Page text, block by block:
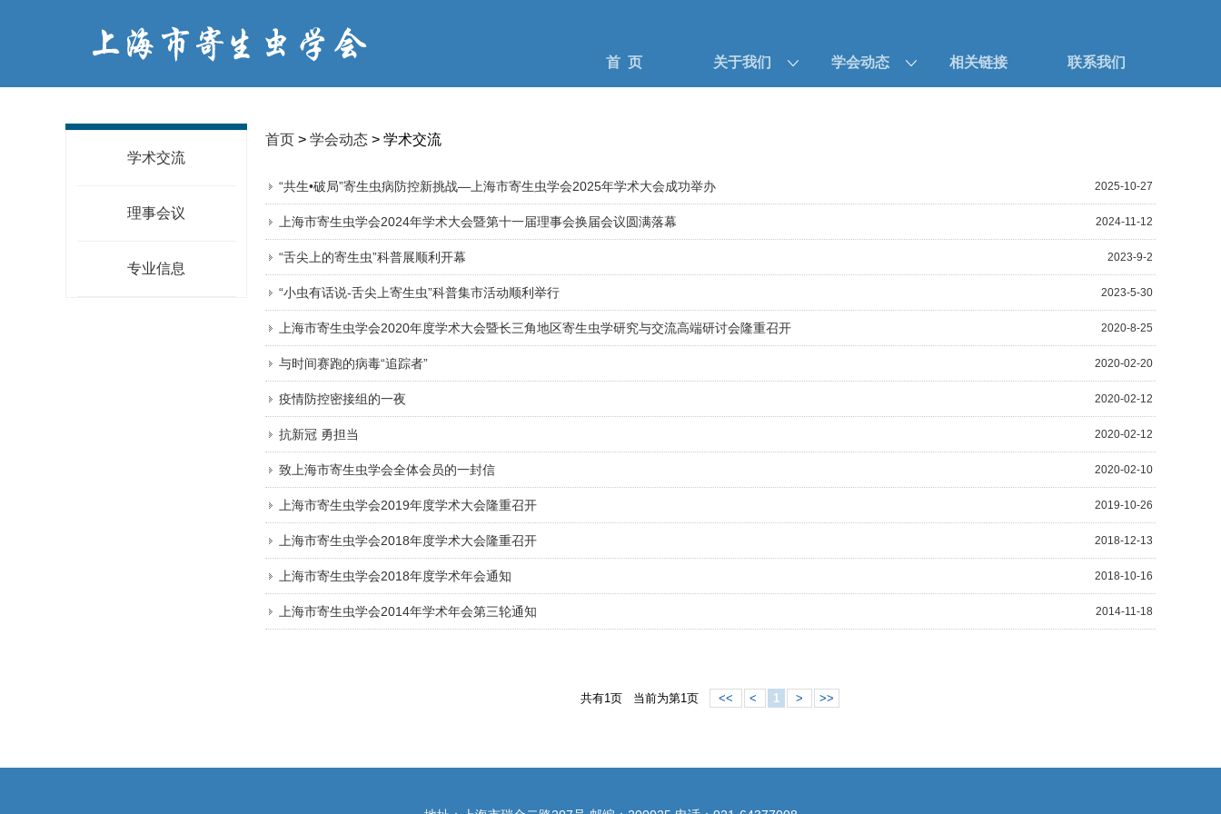
首 页 关于我们 学会动态 相关链接 联系我们
学术交流
理事会议
专业信息
首页 > 学会动态 > 学术交流
“共生•破局”寄生虫病防控新挑战—上海市寄生虫学会2025年学术大会成功举办 2025-10-27
上海市寄生虫学会2024年学术大会暨第十一届理事会换届会议圆满落幕 2024-11-12
“舌尖上的寄生虫”科普展顺利开幕 2023-9-2
“小虫有话说-舌尖上寄生虫”科普集市活动顺利举行 2023-5-30
上海市寄生虫学会2020年度学术大会暨长三角地区寄生虫学研究与交流高端研讨会隆重召开 2020-8-25
与时间赛跑的病毒“追踪者” 2020-02-20
疫情防控密接组的一夜 2020-02-12
抗新冠 勇担当 2020-02-12
致上海市寄生虫学会全体会员的一封信 2020-02-10
上海市寄生虫学会2019年度学术大会隆重召开 2019-10-26
上海市寄生虫学会2018年度学术大会隆重召开 2018-12-13
上海市寄生虫学会2018年度学术年会通知 2018-10-16
上海市寄生虫学会2014年学术年会第三轮通知 2014-11-18
共有1页 当前为第1页 << < 1 > >>